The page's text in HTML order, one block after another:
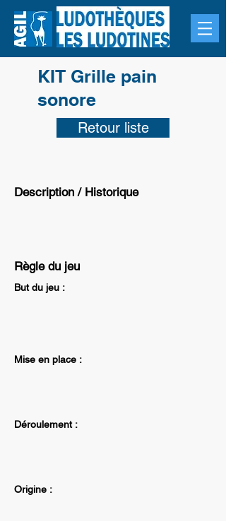
KIT Grille pain
sonore
Retour liste
Description / Historique
Règle du jeu
But du jeu :
Mise en place :
Déroulement :
Origine :